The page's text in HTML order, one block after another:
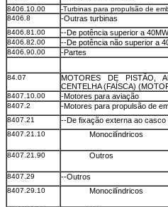
8406.10.00
-Turbinas para propulsão de
8406.8
-Outras turbinas
8406.81.00 --De potência superior a 40MW
8406.82.00 --De potência não superior a
8406.90.00 -Partes
84.07
MOTORES DE PISTÃO,
CENTELHA (FAÍSCA)
8407.10.00 -Motores para aviação
8407.2 -Motores para propulsão de
8407.21 --De fixação externa ao casco
8407.21.10 Monocilíndricos
8407.21.90 Outros
8407.29 --Outros
8407.29.10 Monocilíndricos